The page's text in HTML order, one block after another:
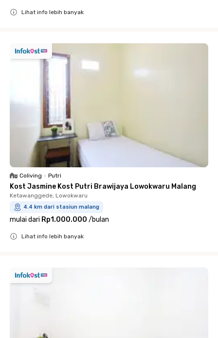
Lihat info lebih banyak
Coliving • Putri
Kost Jasmine Kost Putri Brawijaya Lowokwaru Malang
Ketawanggede, Lowokwaru
4.4 km dari stasiun malang
mulai dari Rp1.000.000 /bulan
Lihat info lebih banyak